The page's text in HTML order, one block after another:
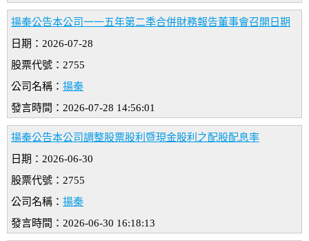
揚秦公告本公司一一五年第二季合併財務報告董事會召開日期
日期：2026-07-28
股票代號：2755
公司名稱： 揚秦
發言時間：2026-07-28 14:56:01
揚秦公告本公司調整股票股利暨現金股利之配股配息率
日期：2026-06-30
股票代號：2755
公司名稱： 揚秦
發言時間：2026-06-30 16:18:13